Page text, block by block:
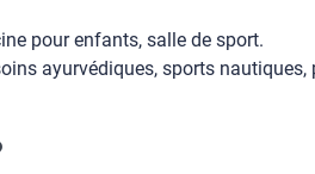
pour enfants, salle de sport.
ayurvédiques, sports nautiques,